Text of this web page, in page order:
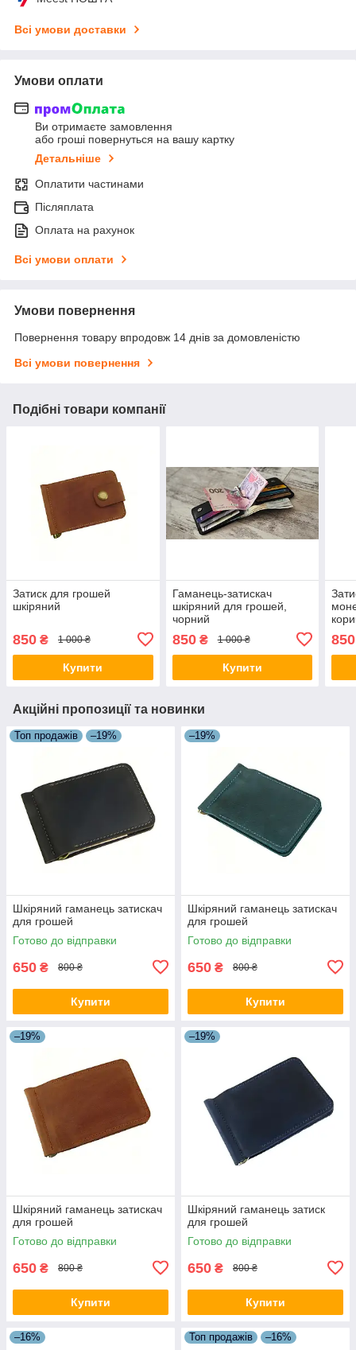
Всі умови доставки
Умови оплати
Ви отримаєте замовлення
або гроші повернуться на вашу картку
Детальніше
Оплатити частинами
Післяплата
Оплата на рахунок
Всі умови оплати
Умови повернення
Повернення товару впродовж 14 днів за домовленістю
Всі умови повернення
Подібні товари компанії
Затиск для грошей
шкіряний
850 ₴ 1 000 ₴
Купити
Гаманець-затискач
шкіряний для грошей,
чорний
850₴ 1 000 ₴
Купити
850
Акційні пропозиції та новинки
Топ продажів –19%
Шкіряний гаманець затискач
для грошей
Готово до відправки
650 ₴ 800 ₴
Купити
–19%
Шкіряний гаманець затискач
для грошей
Готово до відправки
650 ₴ 800 ₴
Купити
–19%
Шкіряний гаманець затискач
для грошей
Готово до відправки
650 ₴ 800 ₴
Купити
–19%
Шкіряний гаманець затиск
для грошей
Готово до відправки
650 ₴ 800 ₴
Купити
–16% Топ продажів –16%